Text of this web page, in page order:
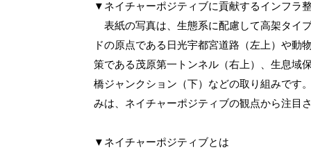
▼ネイチャーポジティブに貢献するインフラ
表紙の写真は、生態系に配慮して高架タイ
ドの原点である日光宇都宮道路（左上）や動
策である茂原第一トンネル（右上）、生息域
橋ジャンクション（下）などの取り組みです
みは、ネイチャーポジティブの観点から注目
▼ネイチャーポジティブとは